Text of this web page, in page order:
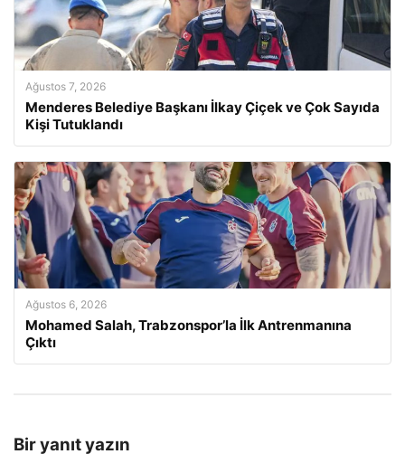
Ağustos 7, 2026
Menderes Belediye Başkanı İlkay Çiçek ve Çok Sayıda
Kişi Tutuklandı
Ağustos 6, 2026
Mohamed Salah, Trabzonspor’la İlk Antrenmanına
Çıktı
Bir yanıt yazın